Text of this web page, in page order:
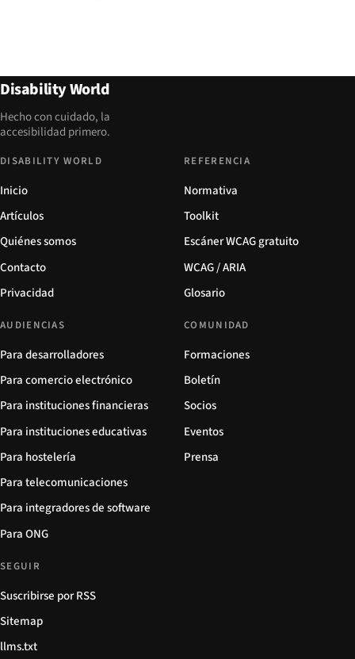
Disability World
Hecho con cuidado, la
accesibilidad primero.
DISABILITY WORLD
Inicio
Artículos
Quiénes somos
Contacto
Privacidad
REFERENCIA
Normativa
Toolkit
Escáner WCAG gratuito
WCAG / ARIA
Glosario
AUDIENCIAS
Para desarrolladores
Para comercio electrónico
Para instituciones financieras
Para instituciones educativas
Para hostelería
Para telecomunicaciones
Para integradores de software
Para ONG
COMUNIDAD
Formaciones
Boletín
Socios
Eventos
Prensa
SEGUIR
Suscribirse por RSS
Sitemap
llms.txt